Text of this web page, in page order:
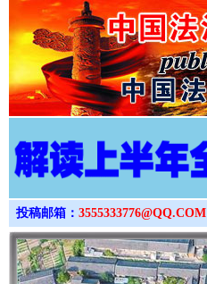
投稿邮箱： 3555333776@QQ.COM